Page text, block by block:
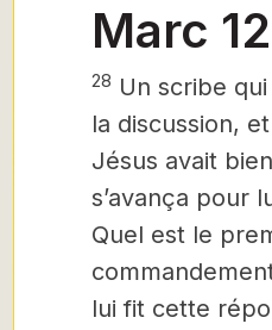
Marc
28 Un scribe
la discussion,
Jésus avait
s’avança pour
Quel est le
lui fit cette